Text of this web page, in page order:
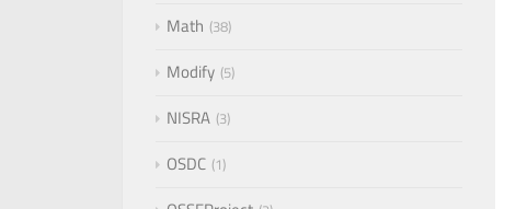
Math 38
Modify 5
NISRA 3
OSDC 1